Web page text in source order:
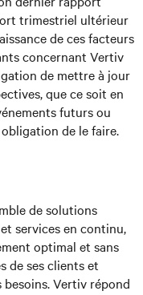
trimestriel ultérieur
de ces facteurs
concernant Vertiv
de mettre à jour
que ce soit en
futurs ou
de le faire.
de solutions
services en continu,
optimal et sans
de ses clients et
besoins. Vertiv répond